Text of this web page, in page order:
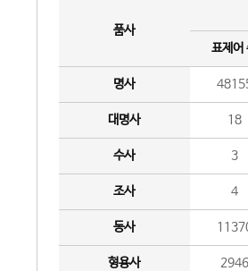
품사
표제어
명사
대명사 18
수사 3
조사 4
동사
형용사 2946